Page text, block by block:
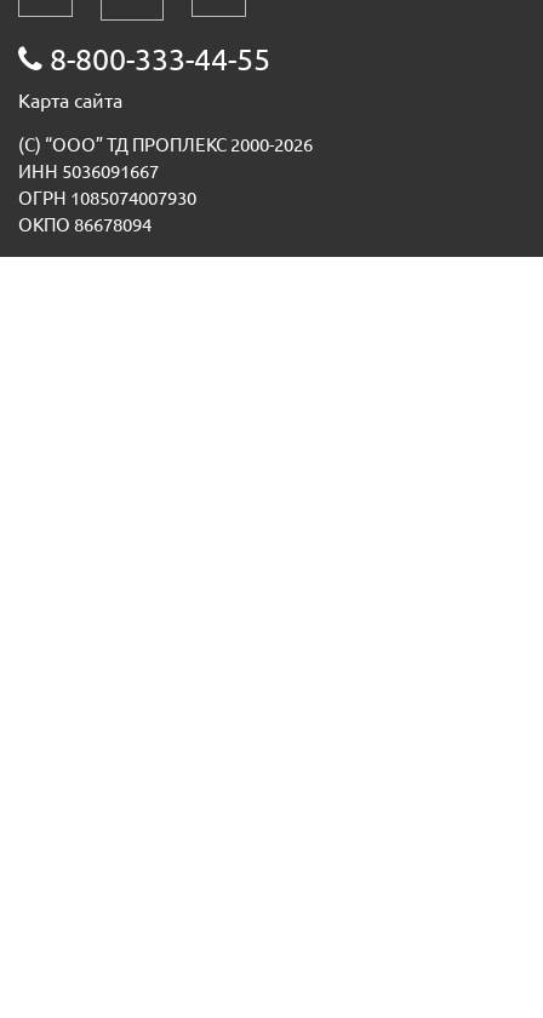
8-800-333-44-55
Карта сайта
(С) “ООО” ТД ПРОПЛЕКС 2000-2026
ИНН 5036091667
ОГРН 1085074007930
ОКПО 86678094